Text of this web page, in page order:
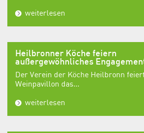
weiterlesen
Heilbronner Köche feiern
außergewöhnliches
Der Verein der Köche Heilbronn
Weinpavillon das...
weiterlesen